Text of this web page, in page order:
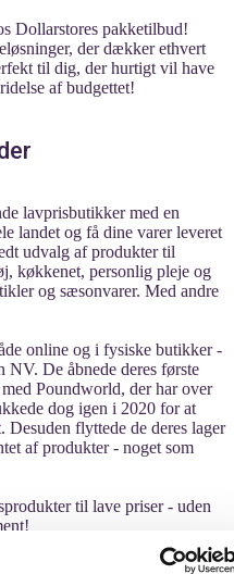
Dollarstores pakketilbud!
der dækker ethvert
til dig, der hurtigt vil have
af budgettet!
lavprisbutikker med en
landet og få dine varer leveret
udvalg af produkter til
køkkenet, personlig pleje og
og sæsonvarer. Med andre
online og i fysiske butikker -
De åbnede deres første
Poundworld, der har over
dog igen i 2020 for at
Desuden flyttede de deres lager
af produkter - noget som
til lave priser - uden